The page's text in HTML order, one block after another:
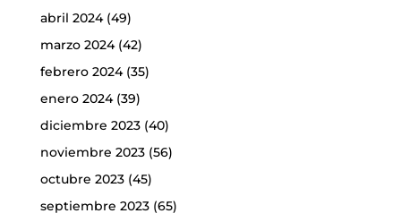
abril 2024(49)
marzo 2024(42)
febrero 2024(35)
enero 2024(39)
diciembre 2023(40)
noviembre 2023(56)
octubre 2023(45)
septiembre 2023(65)